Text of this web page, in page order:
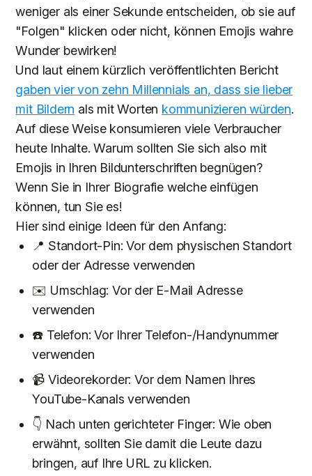
weniger als einer Sekunde entscheiden, ob sie auf
"Folgen" klicken oder nicht, können Emojis wahre
Wunder bewirken!
Und laut einem kürzlich veröffentlichten Bericht
gaben vier von zehn Millennials an, dass sie lieber
mit Bildern als mit Worten kommunizieren würden.
Auf diese Weise konsumieren viele Verbraucher
heute Inhalte. Warum sollten Sie sich also mit
Emojis in Ihren Bildunterschriften begnügen?
Wenn Sie in Ihrer Biografie welche einfügen
können, tun Sie es!
Hier sind einige Ideen für den Anfang:
📍 Standort-Pin: Vor dem physischen Standort
oder der Adresse verwenden
✉️ Umschlag: Vor der E-Mail Adresse
verwenden
☎️ Telefon: Vor Ihrer Telefon-/Handynummer
verwenden
📹 Videorekorder: Vor dem Namen Ihres
YouTube-Kanals verwenden
👇 Nach unten gerichteter Finger: Wie oben
erwähnt, sollten Sie damit die Leute dazu
bringen, auf Ihre URL zu klicken.